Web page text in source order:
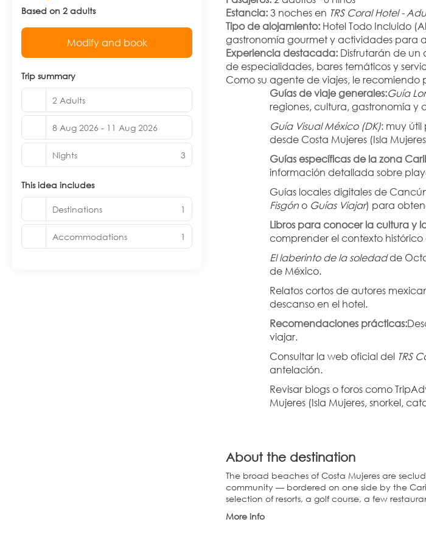
Estancia: 3 noches en TRS Coral Hotel -
Tipo de alojamiento: Hotel Todo Incluido
gastronomía gourmet y actividades para
Experiencia destacada: Disfrutarán de un
de especialidades, bares temáticos y
Como su agente de viajes, le
Guías de viaje generales:Guía
regiones, cultura, gastronomía y
Guía Visual México (DK): muy útil
desde Costa Mujeres (Isla
Guías específicas de la zona
información detallada sobre
Guías locales digitales de
Fisgón o Guías Viajar) para
Libros para conocer la cultura y
comprender el contexto
El laberinto de la soledad de
de México.
Relatos cortos de autores
descanso en el hotel.
Recomendaciones prácticas:
viajar.
Consultar la web oficial del TRS
antelación.
Revisar blogs o foros como
Mujeres (Isla Mujeres, snorkel,
About the destination
The broad beaches of Costa Mujeres are
community — bordered on one side by the
selection of resorts, a golf course, a few
More info
Based on 2 adults
Modify and book
Trip summary
2 Adults
8 Aug 2026 - 11 Aug 2026
Nights 3
This idea includes
Destinations 1
Accommodations 1